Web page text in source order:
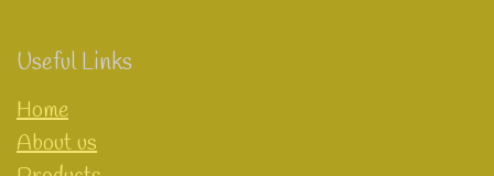
Useful Links
Home
About us